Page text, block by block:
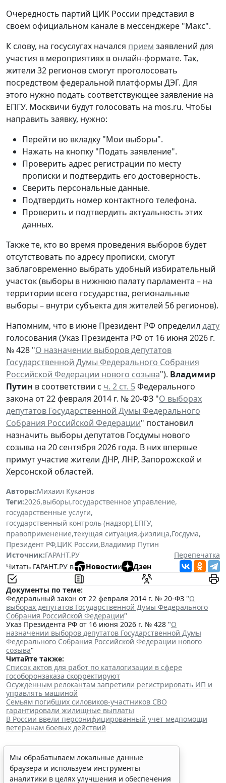
Очередность партий ЦИК России представил в
своем официальном канале в мессенджере "Макс".
К слову, на госуслугах начался прием заявлений для
участия в мероприятиях в онлайн-формате. Так,
жители 32 регионов смогут проголосовать
посредством федеральной платформы ДЭГ. Для
этого нужно подать соответствующее заявление на
ЕПГУ. Москвичи будут голосовать на mos.ru. Чтобы
направить заявку, нужно:
Перейти во вкладку "Мои выборы".
Нажать на кнопку "Подать заявление".
Проверить адрес регистрации по месту
прописки и подтвердить его достоверность.
Сверить персональные данные.
Подтвердить номер контактного телефона.
Проверить и подтвердить актуальность этих
данных.
Также те, кто во время проведения выборов будет
отсутствовать по адресу прописки, смогут
заблаговременно выбрать удобный избирательный
участок (выборы в нижнюю палату парламента – на
территории всего государства, региональные
выборы – внутри субъекта для жителей 56 регионов).
Напомним, что в июне Президент РФ определил дату
голосования (Указ Президента РФ от 16 июня 2026 г.
№ 428 "О назначении выборов депутатов
Государственной Думы Федерального Собрания
Российской Федерации нового созыва"). Владимир
Путин в соответствии с ч. 2 ст. 5Федерального
закона от 22 февраля 2014 г. № 20-ФЗ "О выборах
депутатов Государственной Думы Федерального
Собрания Российской Федерации" постановил
назначить выборы депутатов Госдумы нового
созыва на 20 сентября 2026 года. В них впервые
примут участие жители ДНР, ЛНР, Запорожской и
Херсонской областей.
Авторы:Михаил Куканов
Теги:2026,выборы,государственное управление,
государственные услуги,
государственный контроль (надзор),ЕПГУ,
правоприменение,текущая ситуация,физлица,Госдума,
Президент РФ,ЦИК России,Владимир Путин
Источник:ГАРАНТ.РУ
Перепечатка
Читать ГАРАНТ.РУ в
Новостии Дзен
Документы по теме:
Федеральный закон от 22 февраля 2014 г. № 20-ФЗ "О
выборах депутатов Государственной Думы Федерального
Собрания Российской Федерации"
Указ Президента РФ от 16 июня 2026 г. № 428 "О
назначении выборов депутатов Государственной Думы
Федерального Собрания Российской Федерации нового
созыва"
Читайте также:
Список актов для работ по каталогизации в сфере
гособоронзаказа скорректируют
Осужденным релокантам запретили регистрировать ИП и
управлять машиной
Семьям погибших силовиков-участников СВО
гарантировали жилищные выплаты
В России ввели персонифицированный учет медпомощи
ветеранам боевых действий
Мы обрабатываем локальные данные
браузера и используем инструменты
аналитики в целях улучшения и обеспечения